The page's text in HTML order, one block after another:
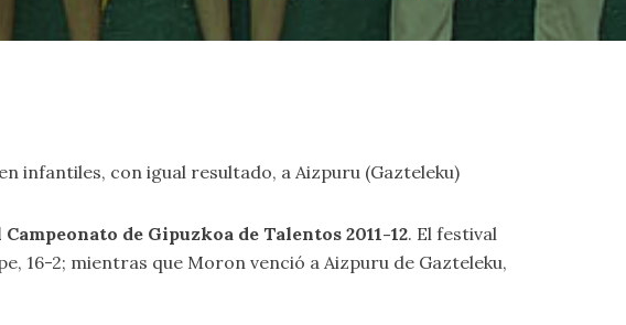
infantiles, con igual resultado, a Aizpuru (Gazteleku)
de Gipuzkoa de Talentos 2011-12. El festival
16-2; mientras que Moron venció a Aizpuru de Gazteleku,